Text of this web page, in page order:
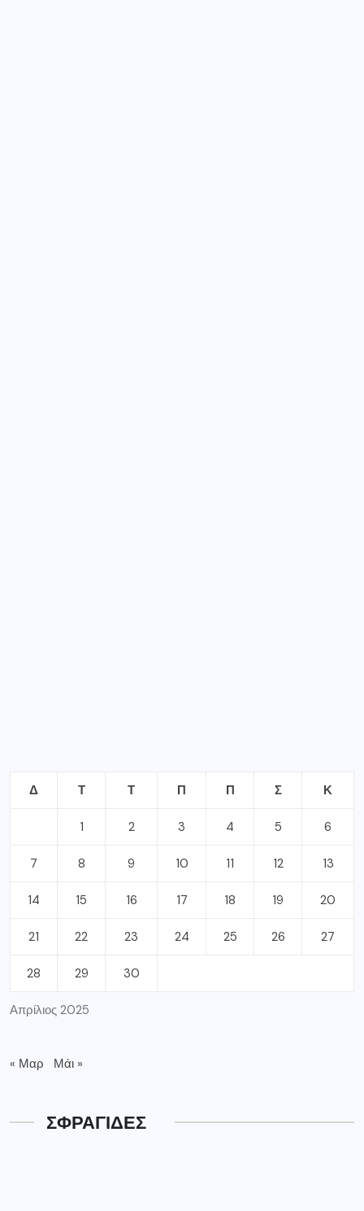
Απρίλιος 2025
Δ Τ Τ Π Π Σ Κ
1 2 3 4 5 6
7 8 9 10 11 12 13
14 15 16 17 18 19 20
21 22 23 24 25 26 27
28 29 30
« Μαρ Μάι »
ΣΦΡΑΓΙΔΕΣ